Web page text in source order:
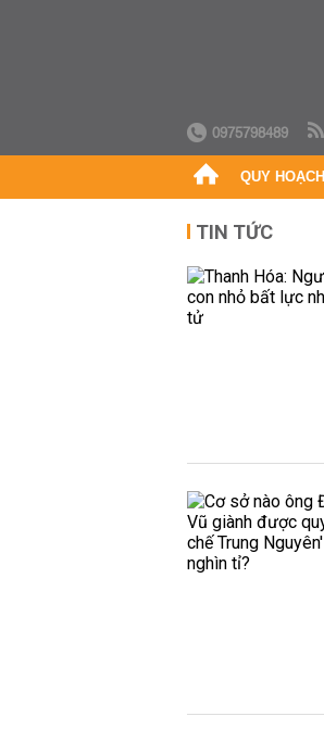
0975798489
QUY HOẠCH
TIN TỨC